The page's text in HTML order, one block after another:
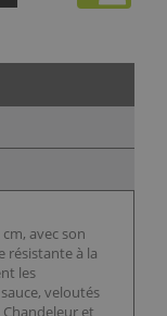
avec son
résistante à la
les
veloutés
et